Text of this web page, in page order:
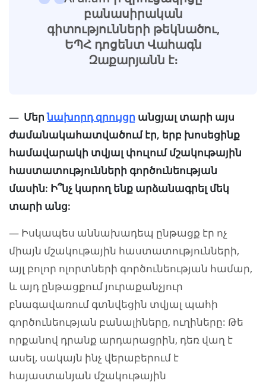
բանասիրական
գիտությունների թեկնածու,
ԵՊՀ դոցենտ Վահագն
Զաքարյանն է։
— Մերնախորդ զրույցը անցյալ տարի այս
ժամանակահատվածում էր, երբ խոսեցինք
համավարակի տվյալ փուլում մշակութային
հաստատությունների գործունեության
մասին: Ի՞նչ կարող ենք արձանագրել մեկ
տարի անց:
— Իսկապես աննախադեպ ընթացք էր ոչ
միայն մշակութային հաստատությունների,
այլ բոլոր ոլորտների գործունեության համար,
և այդ ընթացքում յուրաքանչյուր
բնագավառում գտնվեցին տվյալ պահի
գործունեության բանալիները, ուղիները: Թե
որքանով դրանք արդարացրին, դեռ վաղ է
ասել, սակայն ինչ վերաբերում է
հայաստանյան մշակութային